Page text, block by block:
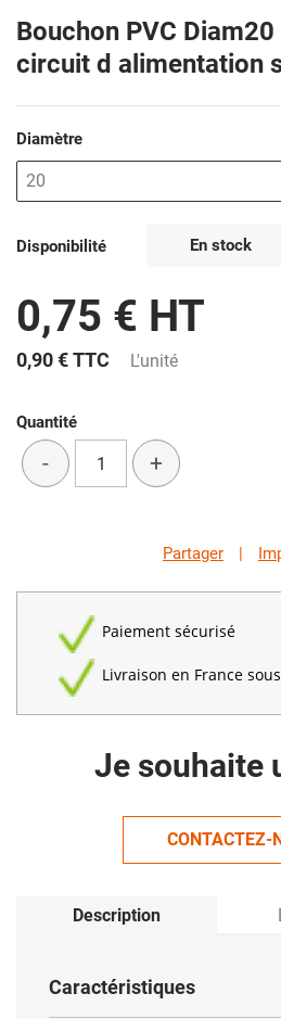
Bouchon PVC
circuit d alimentation
Diamètre
Disponibilité En stock
0,75 € HT
0,90 €TTC L'unité
Quantité
- +
Partager |
Paiement sécurisé
Livraison en France
Je souhaite
CONTACTEZ-
Description
Caractéristiques